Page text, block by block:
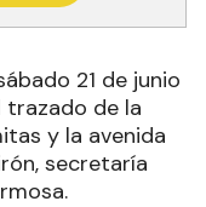
21 de junio
trazado de la
y la avenida
secretaría